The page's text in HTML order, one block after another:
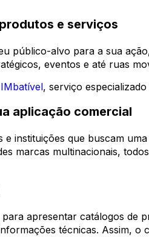
e serviços
público-alvo para a sua
eventos e até ruas
, serviço
aplicação comercial
instituições que buscam
marcas multinacionais,
para apresentar catálogos de
técnicas. Assim,